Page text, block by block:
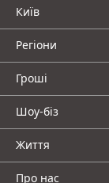
Київ
Регіони
Гроші
Шоу-біз
Життя
Про нас